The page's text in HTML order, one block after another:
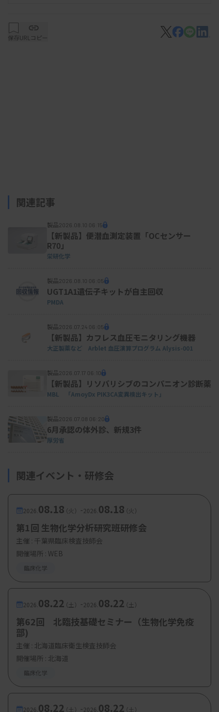
保存URLコピー
関連記事
製品2026.08.10 06:15
【新製品】便潜血測定装置「OCセンサー
R70」
栄研化学
製品2026.08.10 06:05
UGT1A1遺伝子キットが自主回収
PMDA
製品2026.07.24 06:05
【新製品】カフレス血圧モニタリング機器
大正製薬など Arblet 血圧演算プログラム Alysis-001
製品2026.07.17 06:10
【新製品】リソバリシブのコンパニオン診断薬
MBL 「AmoyDx PIK3CA変異検出キット」
製品2026.07.08 06:20
6月承認の体外診、新規3件
厚労省
関連イベント・研修会
2026. 08.18（火） -2026. 08.18（火）
第1回 生物化学分析研究班研修会
主催 : 千葉県臨床検査技師会
開催場所 : WEB
臨床化学
2026. 08.22（土） -2026. 08.22（土）
第62回 北臨技基礎セミナー（生物化学免疫
部)
主催 : 北海道臨床衛生検査技師会
開催場所 : 北海道
臨床化学
2026. 08.22（土） -2026. 08.22（土）